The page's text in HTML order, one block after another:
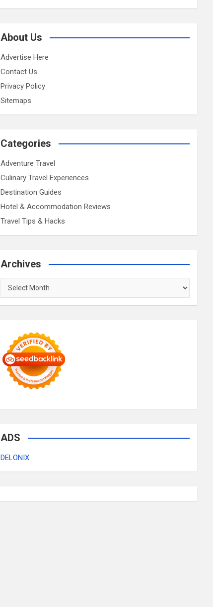
About Us
Advertise Here
Contact Us
Privacy Policy
Sitemaps
Categories
Adventure Travel
Culinary Travel Experiences
Destination Guides
Hotel & Accommodation Reviews
Travel Tips & Hacks
Archives
Archives
ADS
DELONIX